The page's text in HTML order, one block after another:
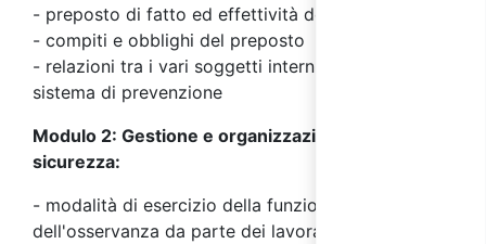
- preposto di fatto ed effettività del ruolo
- compiti e obblighi del preposto
- relazioni tra i vari soggetti interni ed esterni del
sistema di prevenzione
Modulo 2: Gestione e organizzazione della
sicurezza:
- modalità di esercizio della funzione di controllo
dell'osservanza da parte dei lavoratori (art. 19 del